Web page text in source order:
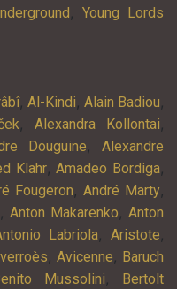
,Young Lords
, Al-Kindi, Alain Badiou,
, Alexandra Kollontai,
Douguine, Alexandre
Klahr,Amadeo Bordiga,
Fougeron, André Marty,
, Anton Makarenko, Anton
Labriola,Aristote,
, Avicenne, Baruch
Mussolini,
Bertolt